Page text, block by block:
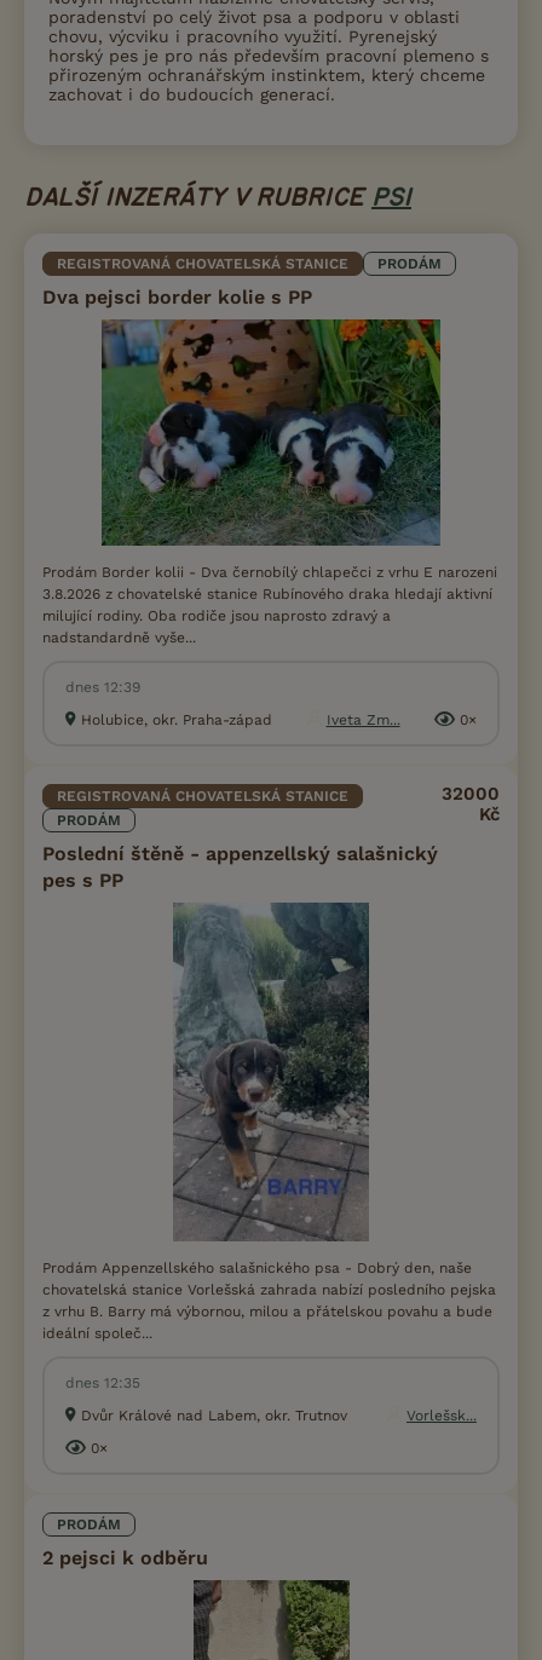
poradenství po celý život psa a podporu v oblasti
chovu, výcviku i pracovního využití. Pyrenejský
horský pes je pro nás především pracovní plemeno s
přirozeným ochranářským instinktem, který chceme
zachovat i do budoucích generací.
DALŠÍ INZERÁTY V RUBRICE PSI
REGISTROVANÁ CHOVATELSKÁ STANICE PRODÁM
Dva pejsci border kolie s PP
Prodám Border kolii - Dva černobílý chlapečci z vrhu E narozeni
3.8.2026 z chovatelské stanice Rubínového draka hledají aktivní
milující rodiny. Oba rodiče jsou naprosto zdravý a
nadstandardně vyše...
dnes 12:39
Holubice, okr. Praha-západ
Iveta Zm... 0×
REGISTROVANÁ CHOVATELSKÁ STANICE
PRODÁM
Poslední štěně - appenzellský salašnický
pes s PP
32000
Kč
Prodám Appenzellského salašnického psa - Dobrý den, naše
chovatelská stanice Vorlešská zahrada nabízí posledního pejska
z vrhu B. Barry má výbornou, milou a přátelskou povahu a bude
ideální společ...
dnes 12:35
Dvůr Králové nad Labem, okr. Trutnov
Vorlešsk...
0×
PRODÁM
2 pejsci k odběru